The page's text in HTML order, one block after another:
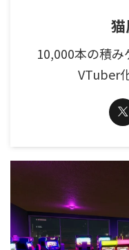
10,000本の積
VTuber